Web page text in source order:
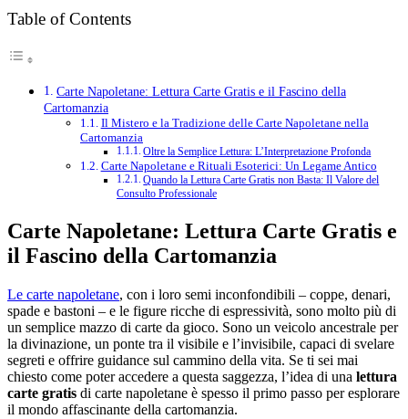
Table of Contents
Carte Napoletane: Lettura Carte Gratis e il Fascino della
Cartomanzia
Il Mistero e la Tradizione delle Carte Napoletane nella
Cartomanzia
Oltre la Semplice Lettura: L’Interpretazione Profonda
Carte Napoletane e Rituali Esoterici: Un Legame Antico
Quando la Lettura Carte Gratis non Basta: Il Valore del
Consulto Professionale
Carte Napoletane: Lettura Carte Gratis e
il Fascino della Cartomanzia
Le carte napoletane, con i loro semi inconfondibili – coppe, denari,
spade e bastoni – e le figure ricche di espressività, sono molto più di
un semplice mazzo di carte da gioco. Sono un veicolo ancestrale per
la divinazione, un ponte tra il visibile e l’invisibile, capaci di svelare
segreti e offrire guidance sul cammino della vita. Se ti sei mai
chiesto come poter accedere a questa saggezza, l’idea di una lettura
carte gratis di carte napoletane è spesso il primo passo per esplorare
il mondo affascinante della cartomanzia.